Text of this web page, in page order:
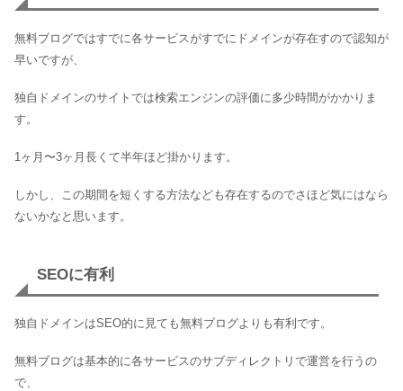
無料ブログではすでに各サービスがすでにドメインが存在すので認知が
早いですが、
独自ドメインのサイトでは検索エンジンの評価に多少時間がかかりま
す。
1ヶ月〜3ヶ月長くて半年ほど掛かります。
しかし、この期間を短くする方法なども存在するのでさほど気にはなら
ないかなと思います。
SEOに有利
独自ドメインはSEO的に見ても無料ブログよりも有利です。
無料ブログは基本的に各サービスのサブディレクトリで運営を行うの
で、